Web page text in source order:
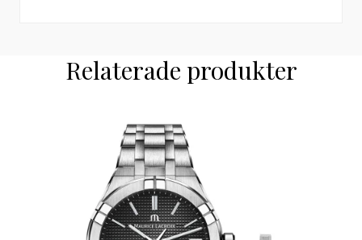
Relaterade produkter